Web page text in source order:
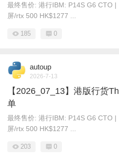
最终售价: 港行IBM: P14S G6
屏/rtx 500 HK$1277 ...
185 0
autoup
2026-7-13
【2026_07_13】港版行货
单
最终售价: 港行IBM: P14S G6
屏/rtx 500 HK$1277 ...
203 0